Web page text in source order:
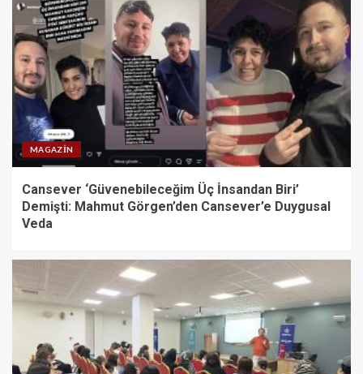
MAGAZIN
Cansever ‘Güvenebileceğim Üç İnsandan Biri’
Demişti: Mahmut Görgen’den Cansever’e Duygusal
Veda